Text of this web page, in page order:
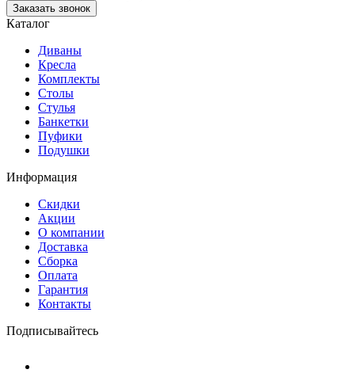
Заказать звонок
Каталог
Диваны
Кресла
Комплекты
Столы
Стулья
Банкетки
Пуфики
Подушки
Информация
Скидки
Акции
О компании
Доставка
Сборка
Оплата
Гарантия
Контакты
Подписывайтесь